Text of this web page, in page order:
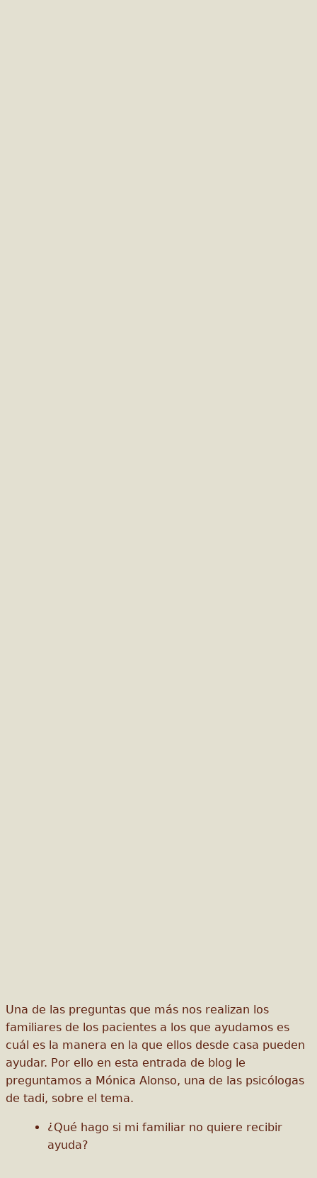
Una de las preguntas que más nos realizan los
familiares de los pacientes a los que ayudamos es
cuál es la manera en la que ellos desde casa pueden
ayudar. Por ello en esta entrada de blog le
preguntamos a Mónica Alonso, una de las psicólogas
de tadi, sobre el tema.
¿Qué hago si mi familiar no quiere recibir
ayuda?